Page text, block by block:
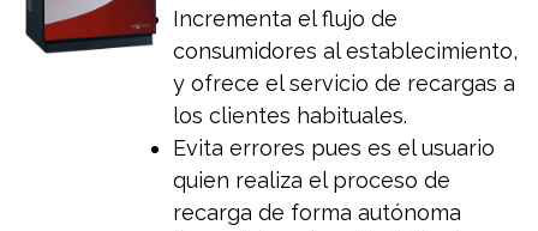
Incrementa el flujo de
consumidores al establecimiento,
y ofrece el servicio de recargas a
los clientes habituales.
Evita errores pues es el usuario
quien realiza el proceso de
recarga de forma autónoma